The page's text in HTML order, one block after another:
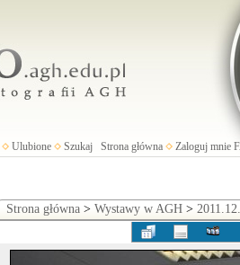
Ulubione Szukaj Strona główna Zaloguj mnie
Strona główna > Wystawy w AGH >